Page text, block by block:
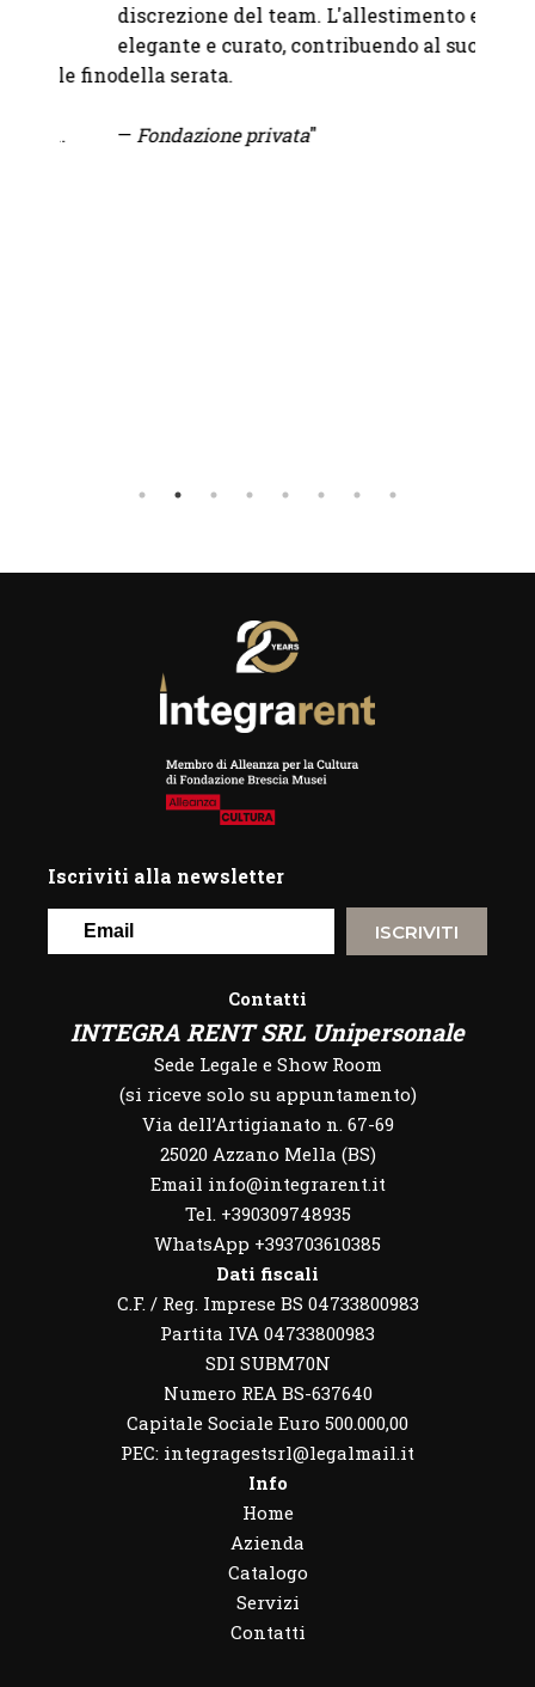
discrezione del team. L'allestimento era
elegante e curato, contribuendo al successo
della serata.
— Fondazione privata"
Iscriviti alla newsletter
ISCRIVITI
Contatti
INTEGRA RENT SRL Unipersonale
Sede Legale e Show Room
(si riceve solo su appuntamento)
Via dell’Artigianato n. 67-69
25020 Azzano Mella (BS)
Email info@integrarent.it
Tel. +390309748935
WhatsApp +393703610385
Dati fiscali
C.F. / Reg. Imprese BS 04733800983
Partita IVA 04733800983
SDI SUBM70N
Numero REA BS-637640
Capitale Sociale Euro 500.000,00
PEC: integragestsrl@legalmail.it
Info
Home
Azienda
Catalogo
Servizi
Contatti